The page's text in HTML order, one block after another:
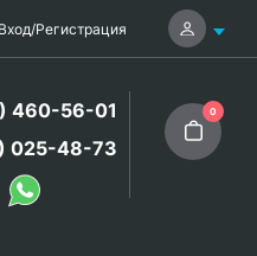
Вход/Регистрация
460-56-01
025-48-73
0